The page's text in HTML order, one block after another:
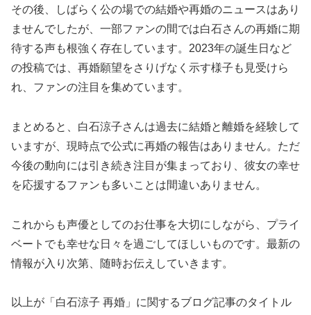
その後、しばらく公の場での結婚や再婚のニュースはあり
ませんでしたが、一部ファンの間では白石さんの再婚に期
待する声も根強く存在しています。2023年の誕生日など
の投稿では、再婚願望をさりげなく示す様子も見受けら
れ、ファンの注目を集めています。
まとめると、白石涼子さんは過去に結婚と離婚を経験して
いますが、現時点で公式に再婚の報告はありません。ただ
今後の動向には引き続き注目が集まっており、彼女の幸せ
を応援するファンも多いことは間違いありません。
これからも声優としてのお仕事を大切にしながら、プライ
ベートでも幸せな日々を過ごしてほしいものです。最新の
情報が入り次第、随時お伝えしていきます。
以上が「白石涼子 再婚」に関するブログ記事のタイトル